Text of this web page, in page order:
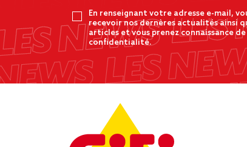
En renseignant votre adresse e-mail,
recevoir nos dernères actualités ainsi
articles et vous prenez connaissance
confidentialité.